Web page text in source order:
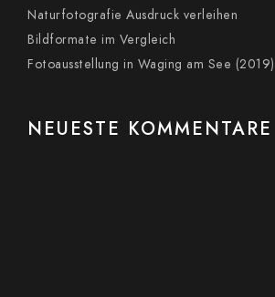
Naturfotografie Ausdruck verleihen
Bildformate im Vergleich
Fotoausstellung in Waging am See (2019)
NEUESTE KOMMENTARE